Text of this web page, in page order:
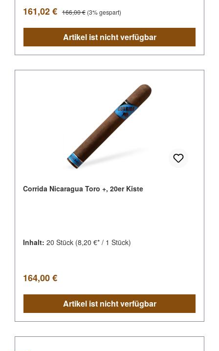
Verkaufspreis:
161,02 € Regulärer Preis:
166,00 € (3% gespart)
Artikel ist nicht verfügbar
Corrida Nicaragua Toro +, 20er Kiste
Inhalt: 20 Stück (8,20 €* / 1 Stück)
Regulärer Preis:
164,00 €
Artikel ist nicht verfügbar